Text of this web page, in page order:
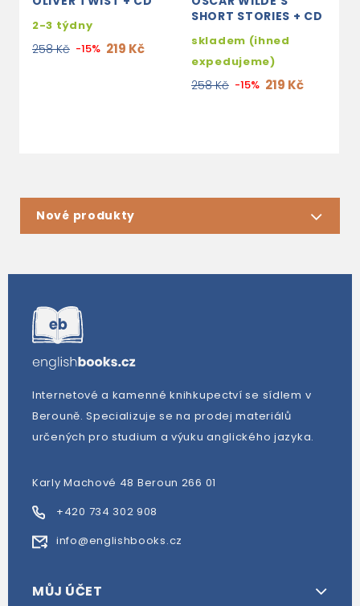
2-3 týdny
258 Kč -15% 219 Kč
SHORT STORIES + CD
skladem (ihned
expedujeme)
258 Kč -15% 219 Kč
Nové produkty
Internetové a kamenné knihkupectví se sídlem v
Berouně. Specializuje se na prodej materiálů
určených pro studium a výuku anglického jazyka.
Karly Machové 48 Beroun 266 01
+420 734 302 908
info@englishbooks.cz
MŮJ ÚČET